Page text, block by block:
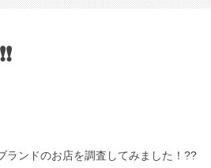
ランドのお店を調査してみました！??